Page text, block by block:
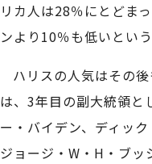
リカ人は28％にとどま
ンより10％も低いとい
ハリスの人気はその
は、3年目の副大統領と
ー・バイデン、ディッ
ジョージ・W・H・ブ